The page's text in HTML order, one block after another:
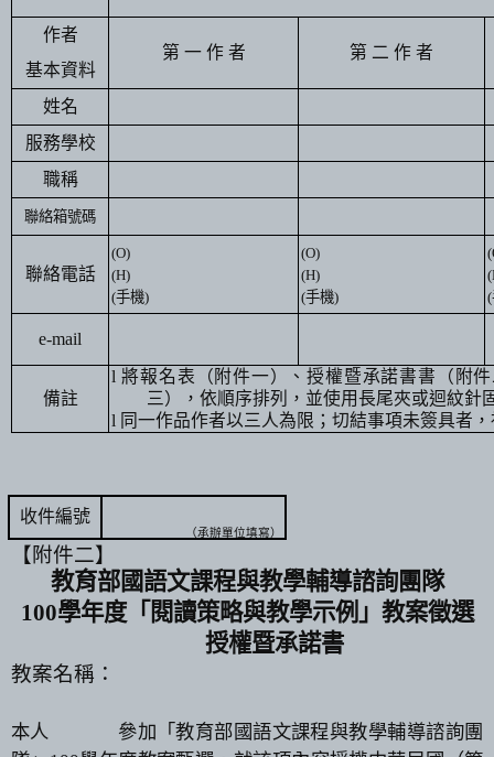
作者
基本資料
第 一 作 者 第 二 作 者
姓名
服務學校
職稱
聯絡箱號碼
聯絡電話
(O)
(H)
(手機)
(O)
(H)
(手機)
(
e-mail
備註
l 將報名表（附件一）、授權暨承諾書書（附
三）
，依順序排列，並使用長尾夾或迴紋針
l 同一作品作者以三人為限；切結事項未簽具者
收件編號
（承辦單位填寫）
【附件二】
教育部國語文課程與教學輔導諮詢團隊
100學年度「閱讀策略與教學示例」教案徵選
授權暨承諾書
教案名稱：
本人
參加「教育部國語文課程與教學輔導諮詢團